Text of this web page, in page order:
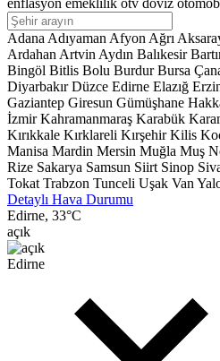
enflasyon emeklilik ötv döviz
Adana Adıyaman Afyon Ağrı
Ardahan Artvin Aydın Balıkesir
Bingöl Bitlis Bolu Burdur Bursa
Diyarbakır Düzce Edirne Elazığ
Gaziantep Giresun Gümüşhane
İzmir Kahramanmaraş Karabük
Kırıkkale Kırklareli Kırşehir Kilis
Manisa Mardin Mersin Muğla Muş
Rize Sakarya Samsun Siirt Sinop
Tokat Trabzon Tunceli Uşak Van
Detaylı Hava Durumu
Edirne, 33°C
açık
Edirne